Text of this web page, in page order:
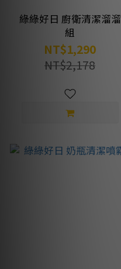
綠綠好日 廚衛清潔溜溜
組
NT$1,290
NT$2,178